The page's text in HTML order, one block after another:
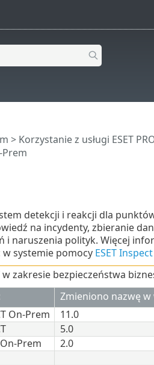
> Korzystanie z usługi ESET
Prem
detekcji i reakcji dla
na incydenty, zbieranie
naruszenia polityk. Więcej
systemie pomocy ESET
zakresie bezpieczeństwa
Zmieniono nazwę w
On-Prem
11.0
5.0
Prem
2.0